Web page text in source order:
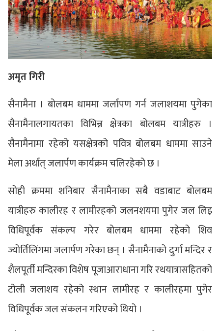
अमृत गिरी
सैनामैना । बोलबम धाममा जर्लापण गर्न जलाशयमा पुगेका
सैनामैनालगायतका विभिन्न क्षेत्रका बोलबम यात्रीहरु ।
सैनामैनामा रहेको यसक्षेत्रको पवित्र बोलबम धाममा साउने
मेला अर्थात् जलार्पण कार्यक्रम चलिरहेको छ ।
सोही क्रममा शनिबार सैनामैनाका सबै वडाबाट बोलबम
यात्रीहरु कालीरह र लामीरहको जलनशयमा पुगेर जल लिइ
विधिपूर्वक संकल्प गरेर बोलबम धाममा रहेको शिव
ज्योर्तिलिंगमा जलार्पण गरेका छन् । सैनामैनाको दुर्गा मन्दिर र
शैलपूर्ती मन्दिरका विशेष पूजाआराधाना गरि रथयात्रासहितको
टोली जलाशय रहेको स्थान लामीरह र कालीरहमा पुगेर
विधिपूर्वक जल संकलन गरिएको थियो ।